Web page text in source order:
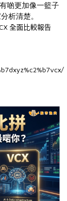
啲更加像一籃子
析清楚。
全面比較報告